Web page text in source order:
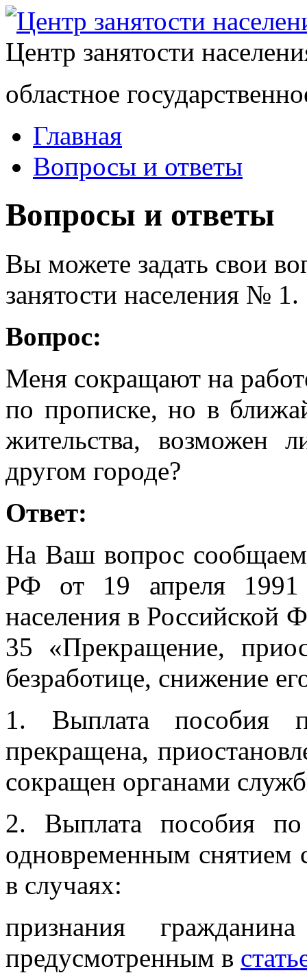
Центр занятости
областное
Главная
Вопросы и ответы
Вопросы и ответы
Вы можете задать свои
занятости населения № 1.
Вопрос:
Меня сокращают на
по прописке, но в
жительства, возможен
другом городе?
Ответ:
На Ваш вопрос
РФ от 19 апреля
населения в Российской
35 «Прекращение,
безработице, снижение
1. Выплата пособия
прекращена,
сокращен органами
2. Выплата пособия по
одновременным снятием
в случаях:
признания
предусмотренным в